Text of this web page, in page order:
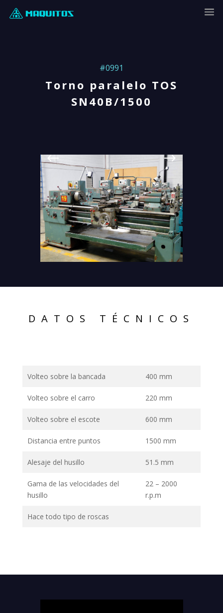
#0991
Torno paralelo TOS
SN40B/1500
DATOS TÉCNICOS
Volteo sobre la bancada 400 mm
Volteo sobre el carro 220 mm
Volteo sobre el escote 600 mm
Distancia entre puntos 1500 mm
Alesaje del husillo 51.5 mm
Gama de las velocidades del
husillo
22 – 2000
r.p.m
Hace todo tipo de roscas